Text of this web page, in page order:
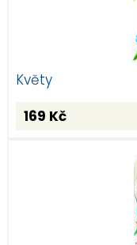
Květy
169 Kč